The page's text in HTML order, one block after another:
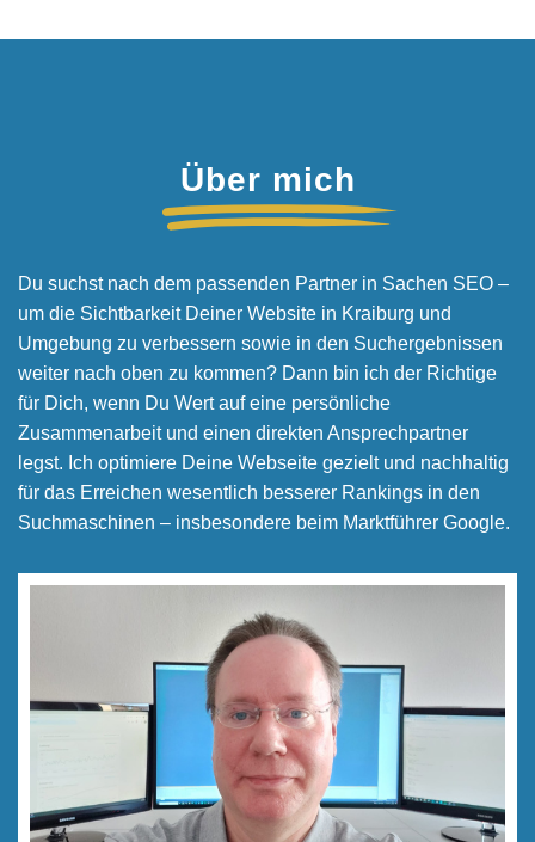
Über mich
Du suchst nach dem passenden Partner in Sachen SEO –
um die Sichtbarkeit Deiner Website in Kraiburg und
Umgebung zu verbessern sowie in den Suchergebnissen
weiter nach oben zu kommen? Dann bin ich der Richtige
für Dich, wenn Du Wert auf eine persönliche
Zusammenarbeit und einen direkten Ansprechpartner
legst. Ich optimiere Deine Webseite gezielt und nachhaltig
für das Erreichen wesentlich besserer Rankings in den
Suchmaschinen – insbesondere beim Marktführer Google.